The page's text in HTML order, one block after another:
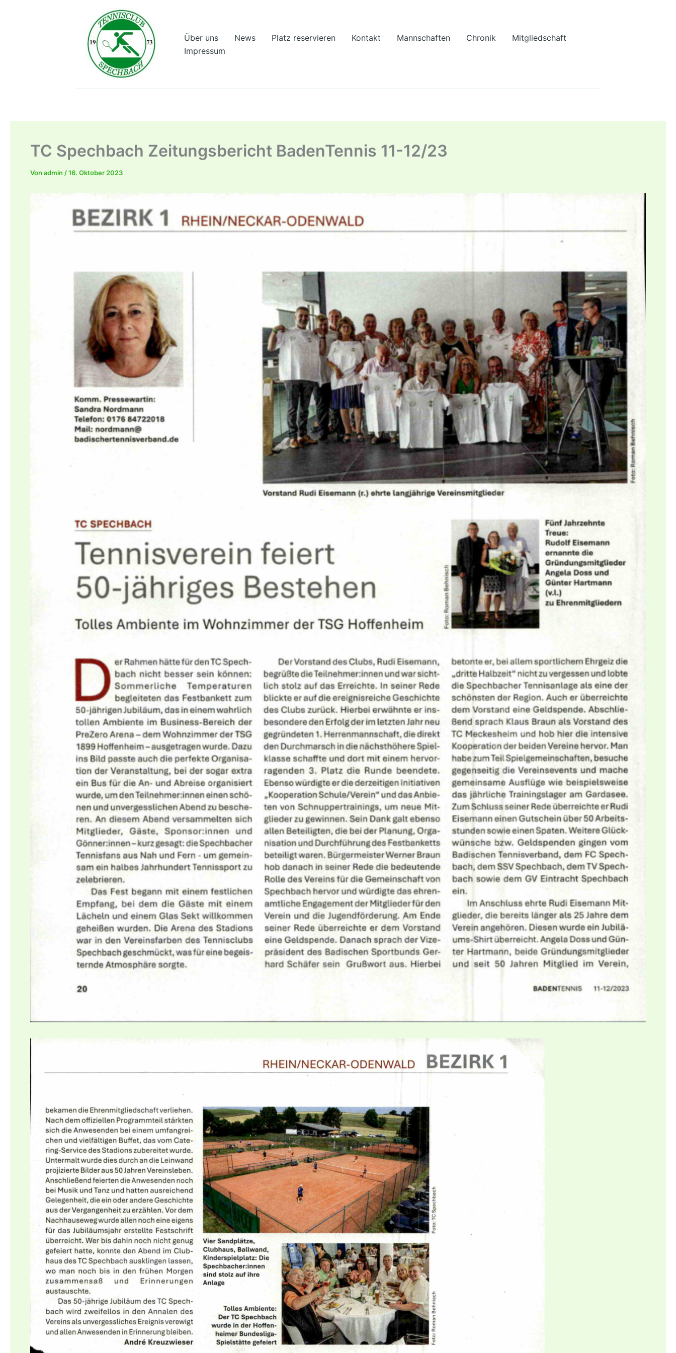
Über uns News Platz reservieren Kontakt Mannschaften Chronik
Mitgliedschaft
Impressum
TC Spechbach Zeitungsbericht BadenTennis 11-12/23
Von admin /16. Oktober 2023